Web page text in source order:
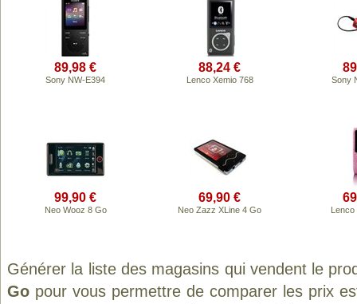
89,98 €
Sony NW-E394
88,24 €
Lenco Xemio 768 Sony
99,90 €
Neo Wooz 8 Go
69,90 €
Neo Zazz XLine 4 Go Lenco
Générer la liste des magasins qui vendent le
Go pour vous permettre de comparer les prix